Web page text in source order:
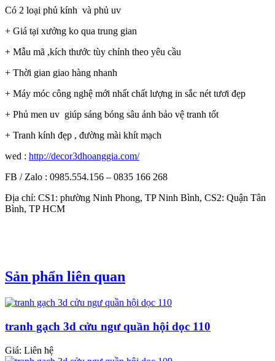
Có 2 loại phủ kính và phủ uv
+ Giá tại xưởng ko qua trung gian
+ Mẫu mã ,kích thước tùy chỉnh theo yêu cầu
+ Thời gian giao hàng nhanh
+ Máy móc công nghệ mới nhất chất lượng in sắc nét tươi đẹp
+ Phủ men uv giúp sáng bóng sâu ảnh bảo vệ tranh tốt
+ Tranh kính đẹp , đường mài khít mạch
wed : http://decor3dhoanggia.com/
FB / Zalo : 0985.554.156 – 0835 166 268
Địa chỉ: CS1: phường Ninh Phong, TP Ninh Bình, CS2: Quận Tân
Bình, TP HCM
Sản phẩn liên quan
tranh gạch 3d cửu ngư quần hội dọc 110
Giá: Liên hệ